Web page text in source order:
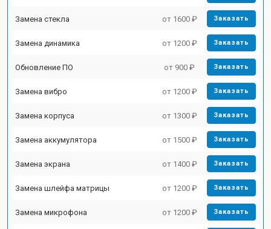
Замена стекла от 1600 ₽ Заказать
Замена динамика от 1200 ₽ Заказать
Обновление ПО от 900 ₽ Заказать
Замена вибро от 1200 ₽ Заказать
Замена корпуса от 1300 ₽ Заказать
Замена аккумулятора от 1500 ₽ Заказать
Замена экрана от 1400 ₽ Заказать
Замена шлейфа матрицы от 1200 ₽ Заказать
Замена микрофона от 1200 ₽ Заказать